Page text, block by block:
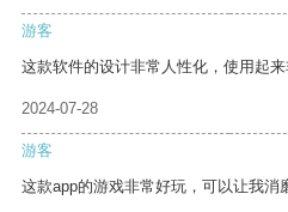
游客
这款软件的设计非常人性化，使用起来
2024-07-28
游客
这款app的游戏非常好玩，可以让我消